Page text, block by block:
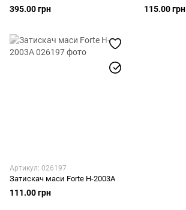
(81466)
395.00 грн 115.00 грн
Артикул: 026197
Затискач маси Forte H-2003A
111.00 грн